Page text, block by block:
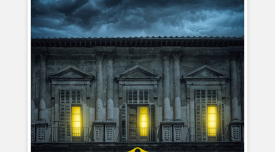
CUCINA E SALUTE
FUORI SCAFFALE